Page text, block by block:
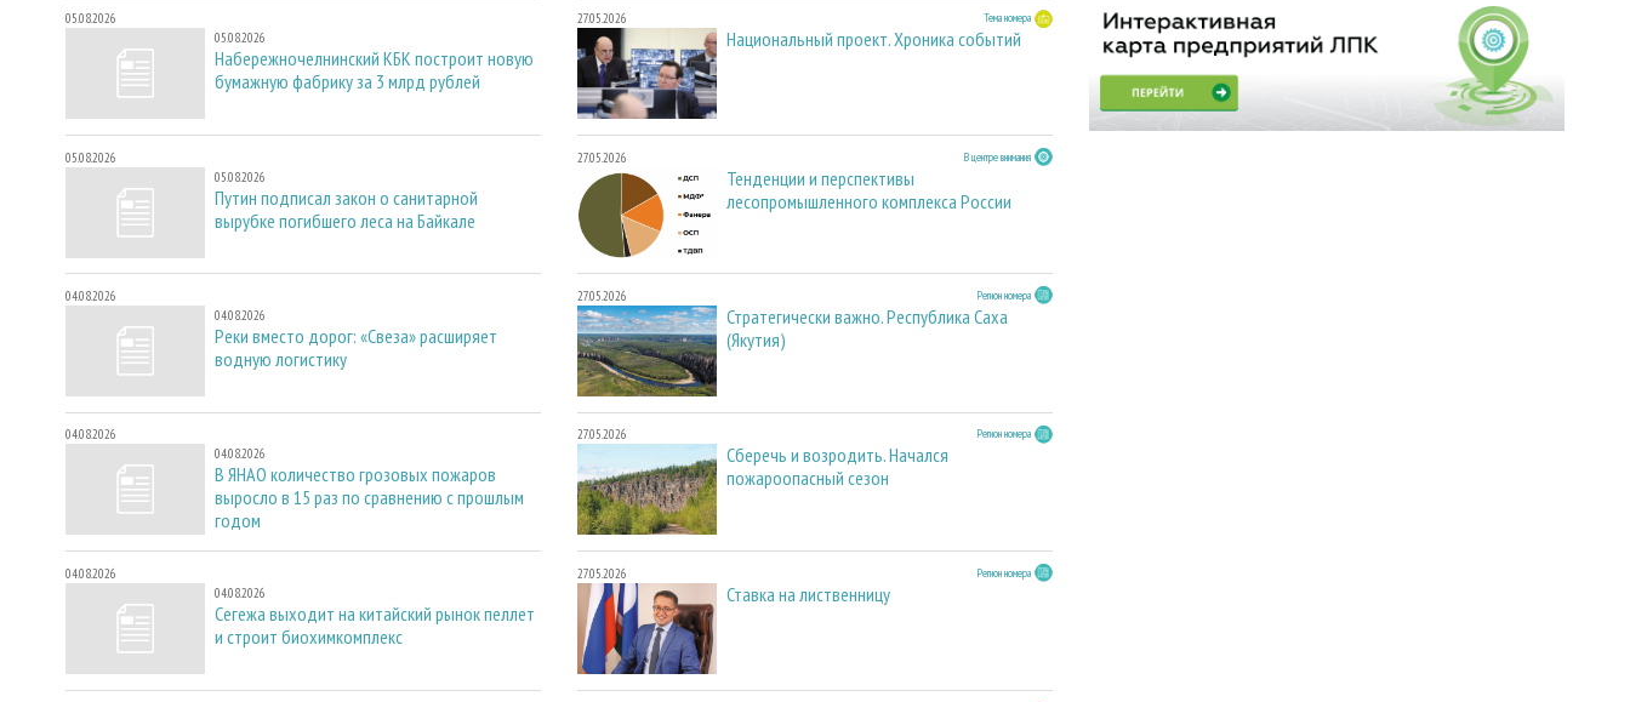
05.08.2026
05.08.2026
Набережночелнинский КБК построит новую
бумажную фабрику за 3 млрд рублей
05.08.2026
05.08.2026
Путин подписал закон о санитарной
вырубке погибшего леса на Байкале
04.08.2026
04.08.2026
Реки вместо дорог: «Свеза» расширяет
водную логистику
04.08.2026
04.08.2026
В ЯНАО количество грозовых пожаров
выросло в 15 раз по сравнению с прошлым
годом
04.08.2026
04.08.2026
Сегежа выходит на китайский рынок пеллет
и строит биохимкомплекс
27.05.2026 Тема номера
Национальный проект. Хроника событий
27.05.2026 В центре внимания
Тенденции и перспективы
лесопромышленного комплекса России
27.05.2026 Регион номера
Стратегически важно. Республика Саха
(Якутия)
27.05.2026 Регион номера
Сберечь и возродить. Начался
пожароопасный сезон
27.05.2026 Регион номера
Ставка на лиственницу